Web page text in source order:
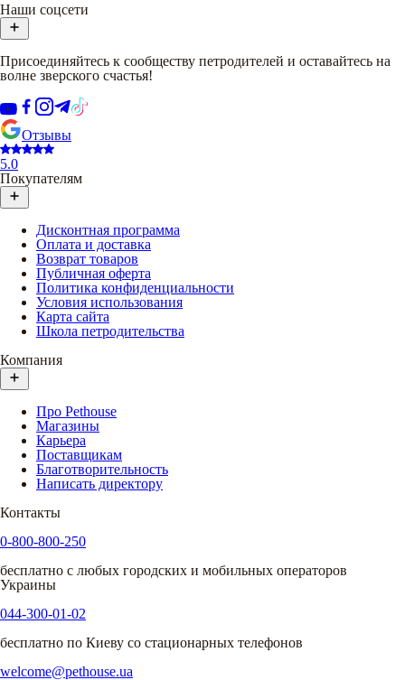
Наши соцсети
Присоединяйтесь к сообществу петродителей и оставайтесь на
волне зверского счастья!
Отзывы
5.0
Покупателям
Дисконтная программа
Оплата и доставка
Возврат товаров
Публичная оферта
Политика конфиденциальности
Условия использования
Карта сайта
Школа петродительства
Компания
Про Pethouse
Магазины
Карьера
Поставщикам
Благотворительность
Написать директору
Контакты
0-800-800-250
бесплатно с любых городских и мобильных операторов
Украины
044-300-01-02
бесплатно по Киеву со стационарных телефонов
welcome@pethouse.ua